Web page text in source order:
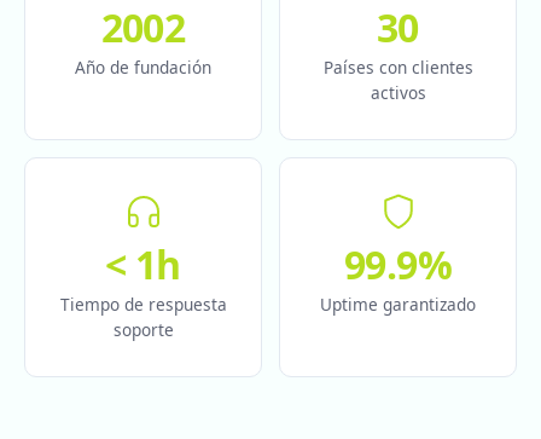
2002
Año de fundación
30
Países con clientes
activos
< 1h
Tiempo de respuesta
soporte
99.9%
Uptime garantizado